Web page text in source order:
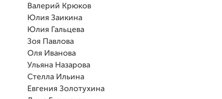
Валерий Крюков
Юлия Заикина
Юлия Гальцева
Зоя Павлова
Оля Иванова
Ульяна Назарова
Стелла Ильина
Евгения Золотухина